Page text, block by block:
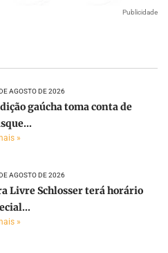
Publicidade
AGOSTO DE 2026
gaúcha toma conta de
»
AGOSTO DE 2026
Livre Schlosser terá horário
»